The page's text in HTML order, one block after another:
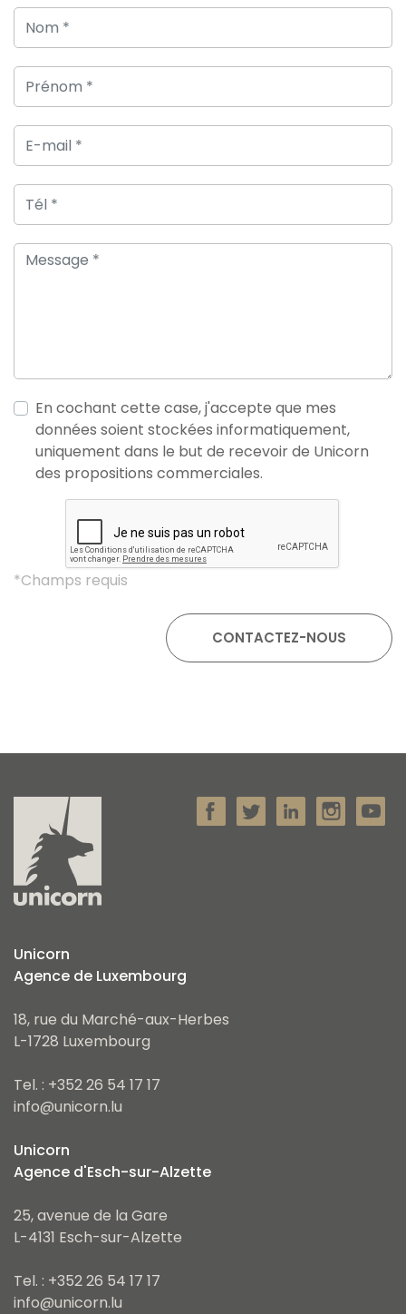
En cochant cette case, j'accepte que mes
données soient stockées informatiquement,
uniquement dans le but de recevoir de Unicorn
des propositions commerciales.
*Champs requis
Unicorn
Agence de Luxembourg
18, rue du Marché-aux-Herbes
L-1728 Luxembourg
Tel. : +352 26 54 17 17
info@unicorn.lu
Unicorn
Agence d'Esch-sur-Alzette
25, avenue de la Gare
L-4131 Esch-sur-Alzette
Tel. : +352 26 54 17 17
info@unicorn.lu